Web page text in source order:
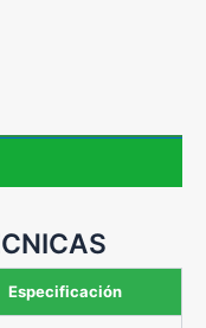
Especificación